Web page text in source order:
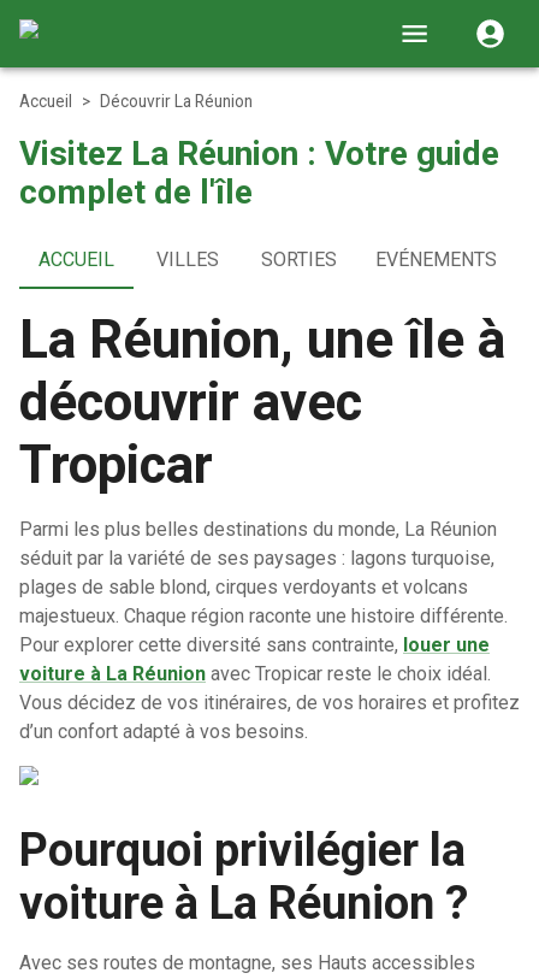
Accueil > Découvrir La Réunion
Visitez La Réunion : Votre guide
complet de l'île
ACCUEIL VILLES SORTIES EVÉNEMENTS
La Réunion, une île à
découvrir avec
Tropicar
Parmi les plus belles destinations du monde, La Réunion
séduit par la variété de ses paysages : lagons turquoise,
plages de sable blond, cirques verdoyants et volcans
majestueux. Chaque région raconte une histoire différente.
Pour explorer cette diversité sans contrainte, louer une
voiture à La Réunion avec Tropicar reste le choix idéal.
Vous décidez de vos itinéraires, de vos horaires et profitez
d’un confort adapté à vos besoins.
Pourquoi privilégier la
voiture à La Réunion ?
Avec ses routes de montagne, ses Hauts accessibles